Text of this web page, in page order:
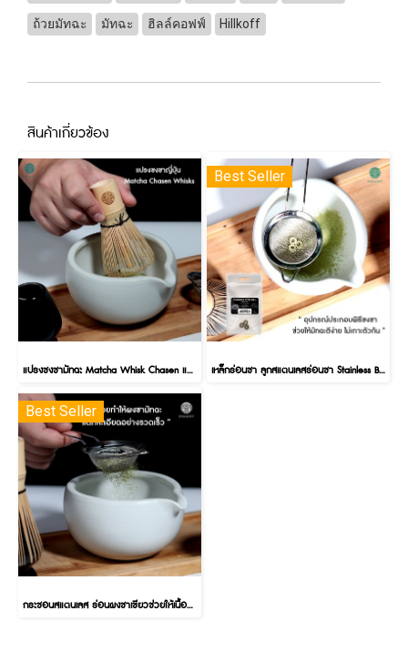
ถ้วยมัทฉะ มัทฉะ ฮิลล์คอฟฟ์ Hillkoff
สินค้าเกี่ยวข้อง
แปรงชงชามัทฉะ Matcha Whisk Chasen แปรงไม้ไผ่ชงมัทฉะ แปรงเรซิ่นชงมัทฉะ
Best Seller
เหล็กร่อนชา ลูกสแตนเลสร่อนชา Stainless Ball Sifted Tea อุปกรณ์ชงชา อุปกรณ์เสริม 1 เซต มี 3 ลูก เพื่อให้ผงชาร่อนง่าย ละเอียด ไม่จับเป็นก้อน
Best Seller
กระชอนสแตนเลส ร่อนผงชาเขียวช่วยให้เนื้อละเอียด Small Handheld Matcha Sifter